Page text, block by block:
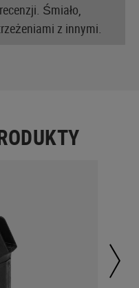
Śmiało,
z innymi.